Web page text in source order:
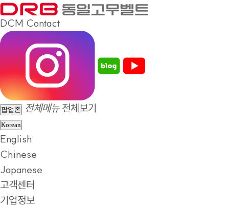
DCM Contact
팝업존 전체메뉴 전체보기
Korean
English
Chinese
Japanese
고객센터
기업정보